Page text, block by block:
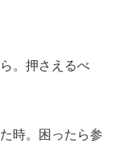
。押さえるべ
時。困ったら参